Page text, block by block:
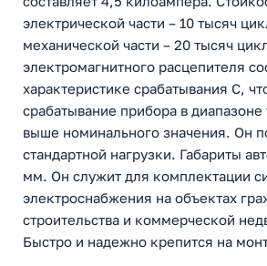
электрической части – 10 тысяч
механической части – 20 тысяч
электромагнитного расцепителя
характеристике срабатывания C,
срабатывание прибора в диапазоне
выше номинального значения. Он
стандартной нагрузки. Габариты
мм. Он служит для комплектации
электроснабжения на объектах
строительства и коммерческой
Быстро и надежно крепится на